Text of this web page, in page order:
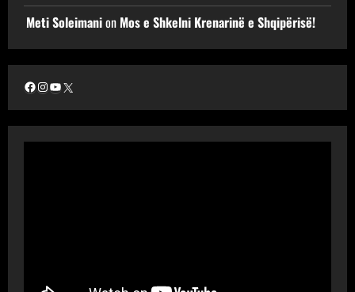
Meti Soleimanion Mos e Shkelni Krenarinë e Shqipërisë!
Facebook
Instagram
YouTube
X